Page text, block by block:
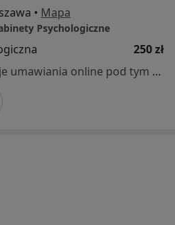
• Mapa
Psychologiczne
250 zł
Specjalista nie oferuje umawiania online pod tym adresem.